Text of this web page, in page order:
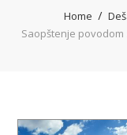
Home
Saopštenje